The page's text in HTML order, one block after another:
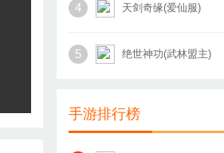
4 天剑奇缘(爱仙服)
5 绝世神功(武林盟主)
手游排行榜